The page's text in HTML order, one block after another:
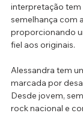
interpretação
semelhança com
proporcionando
fiel aos originais.
Alessandra tem
marcada por
Desde jovem,
rock nacional e